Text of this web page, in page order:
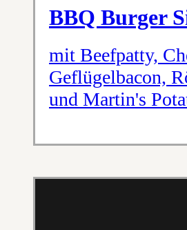
BBQ Burger
mit Beefpatty,
Geflügelbacon,
und Martin's